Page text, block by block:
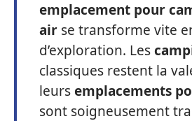
emplacement pour
air se transforme vite
d’exploration. Les
classiques restent la
leursemplacements
sont soigneusement